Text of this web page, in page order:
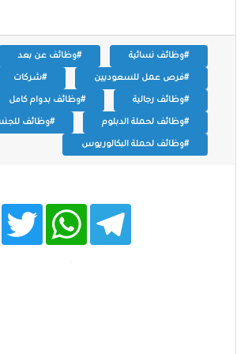
#وظائف نسائية #وظائف عن بعد
#فرص عمل للسعوديين #شركات
#وظائف رجالية #وظائف بدوام كامل
#وظائف لحملة الدبلوم #وظائف
#وظائف لحملة البكالوريوس
T
w
t
W
h
t
T
e